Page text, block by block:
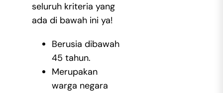
seluruh kriteria yang
ada di bawah ini ya!
Berusia dibawah
45 tahun.
Merupakan
warga negara